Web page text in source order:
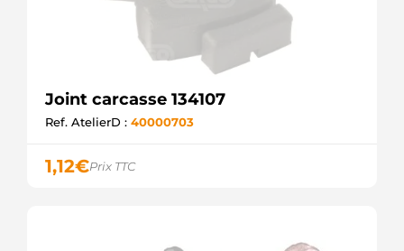
Joint carcasse 134107
Ref. AtelierD : 40000703
1,12€Prix TTC